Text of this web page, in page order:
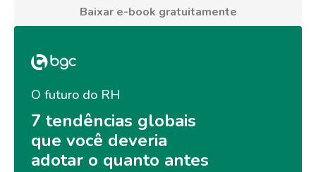
Baixar e-book gratuitamente
O futuro do RH
7 tendências globais
que você deveria
adotar o quanto antes